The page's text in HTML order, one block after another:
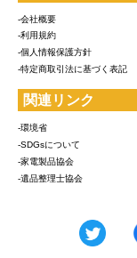
-会社概要
-利用規約
-個人情報保護方針
-特定商取引法に基づく表記
関連リンク
-環境省
-SDGsについて
-家電製品協会
-遺品整理士協会